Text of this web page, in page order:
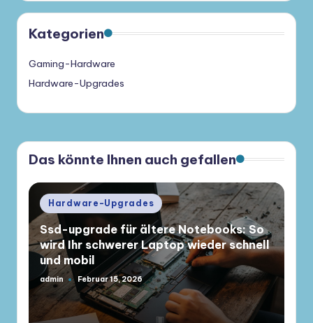
Kategorien
Gaming-Hardware
Hardware-Upgrades
Das könnte Ihnen auch gefallen
Posted
in
Hardware-Upgrades
Ssd-upgrade für ältere Notebooks: So
wird Ihr schwerer Laptop wieder schnell
und mobil
Gepostet
von
admin Februar 15, 2026